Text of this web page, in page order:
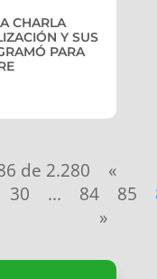
CHARLA
Y SUS
PARA
de 2.280
«
30 ... 84 85
»